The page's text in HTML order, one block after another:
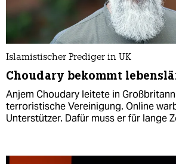
Islamistischer Prediger in UK
Choudary bekommt
Anjem Choudary leitete in
terroristische Vereinigung. Online
Unterstützer. Dafür muss er für lange